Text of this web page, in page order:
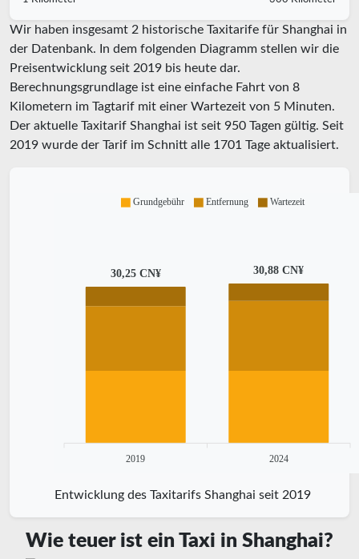
Wir haben insgesamt 2 historische Taxitarife für Shanghai in
der Datenbank. In dem folgenden Diagramm stellen wir die
Preisentwicklung seit 2019 bis heute dar.
Berechnungsgrundlage ist eine einfache Fahrt von 8
Kilometern im Tagtarif mit einer Wartezeit von 5 Minuten.
Der aktuelle Taxitarif Shanghai ist seit 950 Tagen gültig. Seit
2019 wurde der Tarif im Schnitt alle 1701 Tage aktualisiert.
30,25 CN¥ 30,88 CN¥
2019 2024
Grundgebühr Entfernung Wartezeit
Entwicklung des Taxitarifs Shanghai seit 2019
Wie teuer ist ein Taxi in Shanghai?